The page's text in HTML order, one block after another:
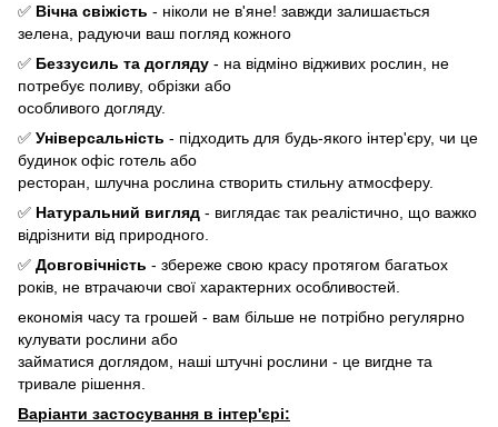
✅ Вічна свіжість - ніколи не в'яне! завжди залишається
зелена, радуючи ваш погляд кожного
✅ Беззусиль та догляду - на відміно відживих рослин, не
потребує поливу, обрізки або
особливого догляду.
✅ Універсальність - підходить для будь-якого інтер'єру, чи це
будинок офіс готель або
ресторан, шлучна рослина створить стильну атмосферу.
✅ Натуральний вигляд - виглядає так реалістично, що важко
відрізнити від природного.
✅ Довговічність - збереже свою красу протягом багатьох
років, не втрачаючи свої характерних особливостей.
економія часу та грошей - вам більше не потрібно регулярно
кулувати рослини або
займатися доглядом, наші штучні рослини - це вигдне та
тривале рішення.
Варіанти застосування в інтер'єрі: